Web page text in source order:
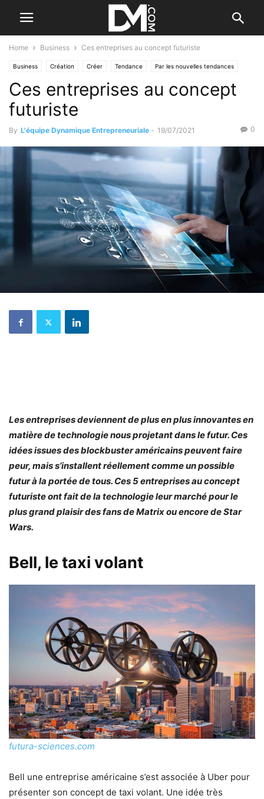
Home Business Ces entreprises au concept futuriste
Business Création Créer Tendance Par les nouvelles tendances
Ces entreprises au concept
futuriste
By L'équipe Dynamique Entrepreneuriale - 19/07/2021 0
Les entreprises deviennent de plus en plus innovantes en
matière de technologie nous projetant dans le futur. Ces
idées issues des blockbuster américains peuvent faire
peur, mais s’installent réellement comme un possible
futur à la portée de tous. Ces 5 entreprises au concept
futuriste ont fait de la technologie leur marché pour le
plus grand plaisir des fans de Matrix ou encore de Star
Wars.
Bell, le taxi volant
futura-sciences.com
Bell une entreprise américaine s’est associée à Uber pour
présenter son concept de taxi volant. Une idée très